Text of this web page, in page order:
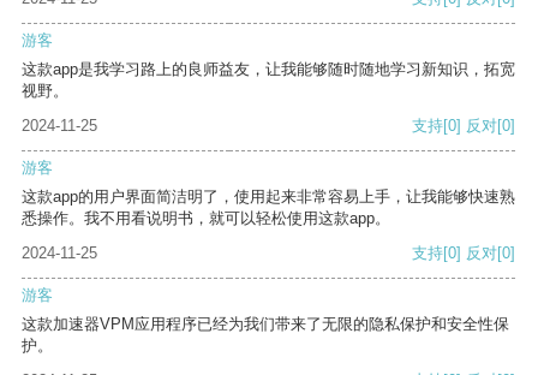
游客
这款app是我学习路上的良师益友，让我能够随时随地学习新知识，拓宽
视野。
2024-11-25
支持[0] 反对[0]
游客
这款app的用户界面简洁明了，使用起来非常容易上手，让我能够快速熟
悉操作。我不用看说明书，就可以轻松使用这款app。
2024-11-25
支持[0] 反对[0]
游客
这款加速器VPM应用程序已经为我们带来了无限的隐私保护和安全性保
护。